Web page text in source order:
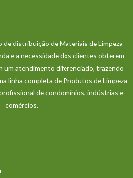
de distribuição de Materiais de Limpeza
e a necessidade dos clientes obterem
um atendimento diferenciado, trazendo
linha completa de Produtos de Limpeza
de condomínios, indústrias e
comércios.